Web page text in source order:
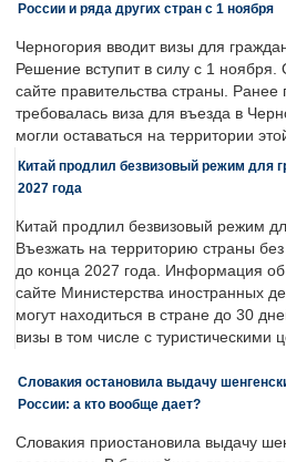
России и ряда других стран с 1 ноября
Черногория вводит визы для
Решение вступит в силу с 1
сайте правительства страны.
требовалась виза для въезда в
могли оставаться на территории
Китай продлил безвизовый режим для
2027 года
Китай продлил безвизовый режим
Въезжать на территорию страны
до конца 2027 года. Информация
сайте Министерства иностранных
могут находиться в стране до 30
визы в том числе с туристическими
Словакия остановила выдачу
России: а кто вообще дает?
Словакия приостановила выдачу